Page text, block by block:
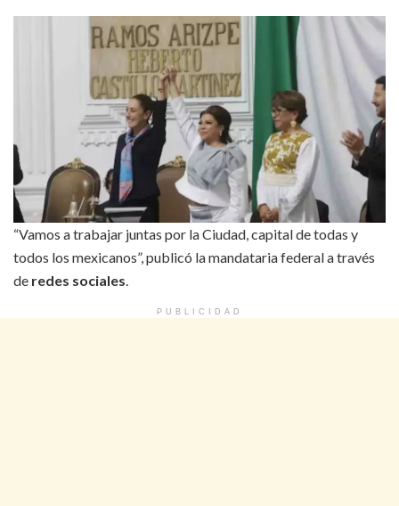
“Vamos a trabajar juntas por la Ciudad, capital de todas y
todos los mexicanos”, publicó la mandataria federal a través
de redes sociales
PUBLICIDAD